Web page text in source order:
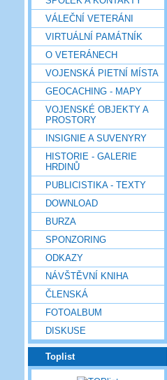
VÁLEČNÍ VETERÁNI
VIRTUÁLNÍ PAMÁTNÍK
O VETERÁNECH
VOJENSKÁ PIETNÍ MÍSTA
GEOCACHING - MAPY
VOJENSKÉ OBJEKTY A
PROSTORY
INSIGNIE A SUVENYRY
HISTORIE - GALERIE
HRDINŮ
PUBLICISTIKA - TEXTY
DOWNLOAD
BURZA
SPONZORING
ODKAZY
NÁVŠTĚVNÍ KNIHA
ČLENSKÁ
FOTOALBUM
DISKUSE
Toplist